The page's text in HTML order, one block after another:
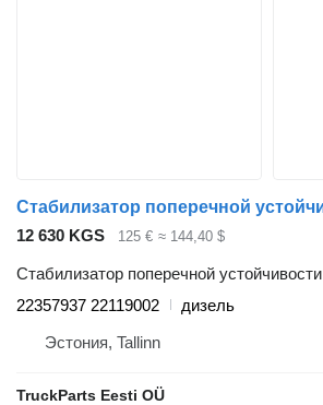
12 630 KGS 125 € ≈ 144,40 $
Стабилизатор поперечной устойчивости
22357937 22119002
дизель
Эстония, Tallinn
TruckParts Eesti OÜ